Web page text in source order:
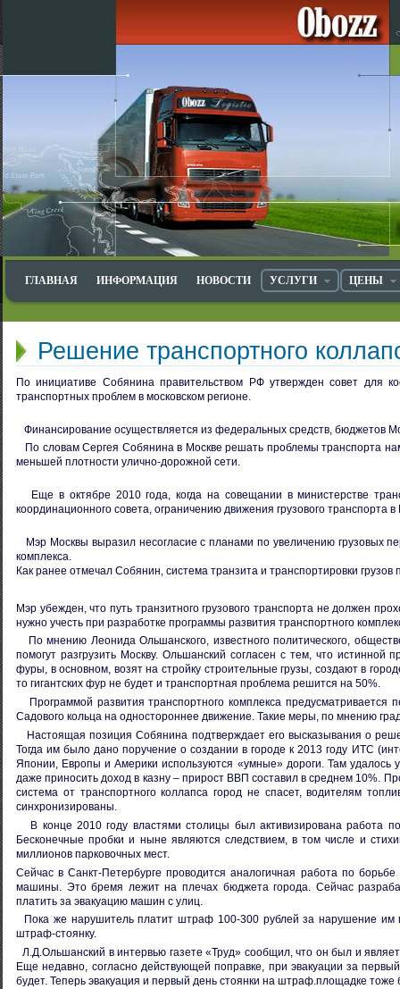
ГЛАВНАЯ ИНФОРМАЦИЯ НОВОСТИ УСЛУГИ ЦЕНЫ
Решение транспортного
По инициативе Собянина правительством РФ утвержден совет для
транспортных проблем в московском регионе.
Финансирование осуществляется из федеральных средств, бюджетов
По словам Сергея Собянина в Москве решать проблемы транспорта
меньшей плотности улично-дорожной сети.
Еще в октябре 2010 года, когда на совещании в министерстве
координационного совета, ограничению движения грузового транспорта
Мэр Москвы выразил несогласие с планами по увеличению грузовых
комплекса.
Как ранее отмечал Собянин, система транзита и транспортировки
Мэр убежден, что путь транзитного грузового транспорта не должен
нужно учесть при разработке программы развития транспортного
По мнению Леонида Ольшанского, известного политического,
помогут разгрузить Москву. Ольшанский согласен с тем, что истинной
фуры, в основном, возят на стройку строительные грузы, создают в
то гигантских фур не будет и транспортная проблема решится на 50%.
Программой развития транспортного комплекса
Садового кольца на одностороннее движение. Такие меры, по мнению
Настоящая позиция Собянина подтверждает его высказывания о
Тогда им было дано поручение о создании в городе к 2013 году ИТС
Японии, Европы и Америки используются «умные» дороги. Там удалось
даже приносить доход в казну – прирост ВВП составил в среднем 10%.
система от транспортного коллапса город не спасет, водителям
синхронизированы.
В конце 2010 году властями столицы был активизирована работа
Бесконечные пробки и ныне являются следствием, в том числе и
миллионов парковочных мест.
Сейчас в Санкт-Петербурге проводится аналогичная работа по
машины. Это бремя лежит на плечах бюджета города. Сейчас
платить за эвакуацию машин с улиц.
Пока же нарушитель платит штраф 100-300 рублей за нарушение им
штраф-стоянку.
Л.Д.Ольшанский в интервью газете «Труд» сообщил, что он был и
Еще недавно, согласно действующей поправке, при эвакуации за
будет. Теперь эвакуация и первый день стоянки на штраф.площадке тоже